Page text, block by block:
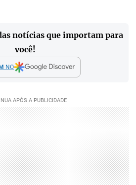
notícias que importam para
você!
NO